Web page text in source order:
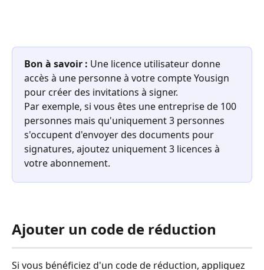
Bon à savoir : Une licence utilisateur donne
accès à une personne à votre compte Yousign
pour créer des invitations à signer.
Par exemple, si vous êtes une entreprise de 100
personnes mais qu'uniquement 3 personnes
s'occupent d'envoyer des documents pour
signatures, ajoutez uniquement 3 licences à
votre abonnement.
Ajouter un code de réduction
Si vous bénéficiez d'un code de réduction, appliquez